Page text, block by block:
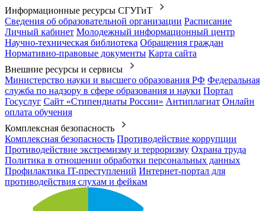
Информационные ресурсы СГУГиТ
Сведения об образовательной организации Расписание
Личный кабинет Молодежный информационный центр
Научно-техническая библиотека Обращения граждан
Нормативно-правовые документы Карта сайта
Внешние ресурсы и сервисы
Министерство науки и высшего образования РФ Федеральная
служба по надзору в сфере образования и науки Портал
Госуслуг Сайт «Стипендиаты России» Антиплагиат Онлайн
оплата обучения
Комплексная безопасность
Комплексная безопасность Противодействие коррупции
Противодействие экстремизму и терроризму Охрана труда
Политика в отношении обработки персональных данных
Профилактика IT-преступлений Интернет-портал для
противодействия слухам и фейкам